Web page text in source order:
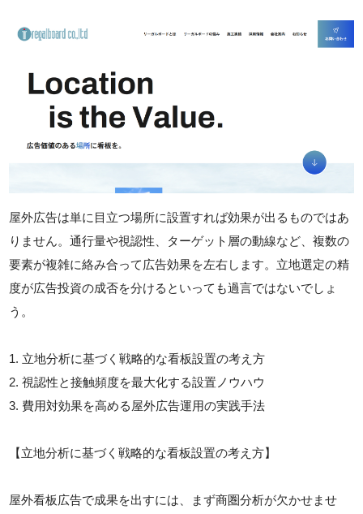
屋外広告は単に目立つ場所に設置すれば効果が出るものではあ
りません。通行量や視認性、ターゲット層の動線など、複数の
要素が複雑に絡み合って広告効果を左右します。立地選定の精
度が広告投資の成否を分けるといっても過言ではないでしょ
う。
1. 立地分析に基づく戦略的な看板設置の考え方
2. 視認性と接触頻度を最大化する設置ノウハウ
3. 費用対効果を高める屋外広告運用の実践手法
【立地分析に基づく戦略的な看板設置の考え方】
屋外看板広告で成果を出すには、まず商圏分析が欠かせませ